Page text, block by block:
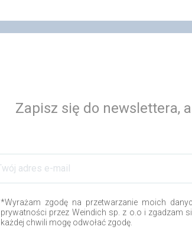
Zapisz się do newslettera,
*Wyrażam zgodę na przetwarzanie moich
prywatności przez Weindich sp. z o.o i zgadzam
każdej chwili mogę odwołać zgodę.